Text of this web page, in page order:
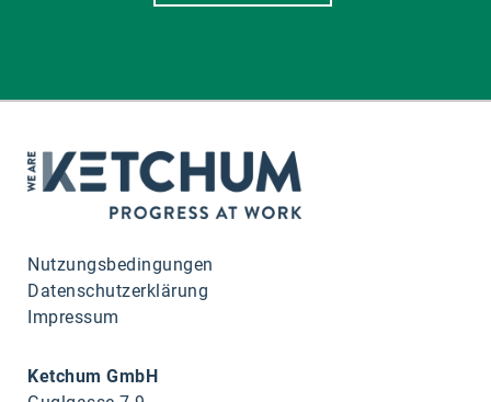
Nutzungsbedingungen
Datenschutzerklärung
Impressum
Ketchum GmbH